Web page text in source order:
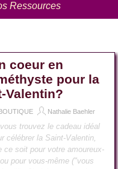
Ressources
coeur en
pour la
Valentin?
Nathalie Baehler
trouvez le cadeau idéal
célébrer la Saint-Valentin,
ce soit pour votre amoureux-
pour vous-même ("vous